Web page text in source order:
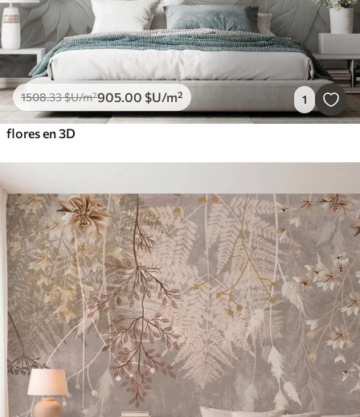
1508.33$U/m²905.00 $U/m² 1
flores en 3D